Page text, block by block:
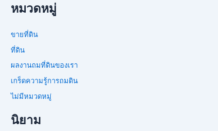
หมวดหมู่
ขายที่ดิน
ที่ดิน
ผลงานถมที่ดินของเรา
เกร็ดความรู้การถมดิน
ไม่มีหมวดหมู่
นิยาม